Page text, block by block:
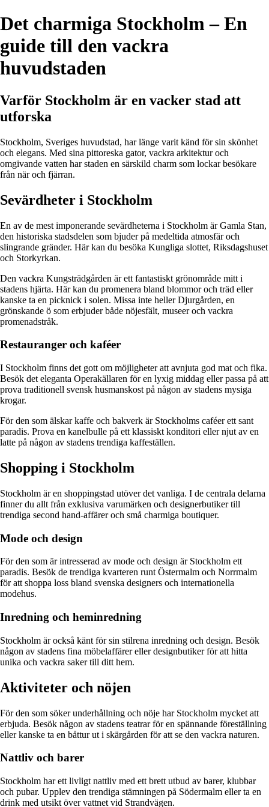
Det charmiga Stockholm – En
guide till den vackra
huvudstaden
Varför Stockholm är en vacker stad att
utforska
Stockholm, Sveriges huvudstad, har länge varit känd för sin skönhet
och elegans. Med sina pittoreska gator, vackra arkitektur och
omgivande vatten har staden en särskild charm som lockar besökare
från när och fjärran.
Sevärdheter i Stockholm
En av de mest imponerande sevärdheterna i Stockholm är Gamla Stan,
den historiska stadsdelen som bjuder på medeltida atmosfär och
slingrande gränder. Här kan du besöka Kungliga slottet, Riksdagshuset
och Storkyrkan.
Den vackra Kungsträdgården är ett fantastiskt grönområde mitt i
stadens hjärta. Här kan du promenera bland blommor och träd eller
kanske ta en picknick i solen. Missa inte heller Djurgården, en
grönskande ö som erbjuder både nöjesfält, museer och vackra
promenadstråk.
Restauranger och kaféer
I Stockholm finns det gott om möjligheter att avnjuta god mat och fika.
Besök det eleganta Operakällaren för en lyxig middag eller passa på att
prova traditionell svensk husmanskost på någon av stadens mysiga
krogar.
För den som älskar kaffe och bakverk är Stockholms caféer ett sant
paradis. Prova en kanelbulle på ett klassiskt konditori eller njut av en
latte på någon av stadens trendiga kaffeställen.
Shopping i Stockholm
Stockholm är en shoppingstad utöver det vanliga. I de centrala delarna
finner du allt från exklusiva varumärken och designerbutiker till
trendiga second hand-affärer och små charmiga boutiquer.
Mode och design
För den som är intresserad av mode och design är Stockholm ett
paradis. Besök de trendiga kvarteren runt Östermalm och Norrmalm
för att shoppa loss bland svenska designers och internationella
modehus.
Inredning och heminredning
Stockholm är också känt för sin stilrena inredning och design. Besök
någon av stadens fina möbelaffärer eller designbutiker för att hitta
unika och vackra saker till ditt hem.
Aktiviteter och nöjen
För den som söker underhållning och nöje har Stockholm mycket att
erbjuda. Besök någon av stadens teatrar för en spännande föreställning
eller kanske ta en båttur ut i skärgården för att se den vackra naturen.
Nattliv och barer
Stockholm har ett livligt nattliv med ett brett utbud av barer, klubbar
och pubar. Upplev den trendiga stämningen på Södermalm eller ta en
drink med utsikt över vattnet vid Strandvägen.